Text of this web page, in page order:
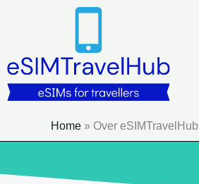
Home » Over eSIMTravelHub